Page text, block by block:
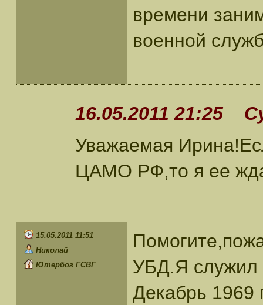
времени
военной
16.05.2011 21:25
Уважаемая
ЦАМО РФ,то я ее
15.05.2011 11:51
Николай
Ютербог ГСВГ
УБД.Я служил
Декабрь 1969